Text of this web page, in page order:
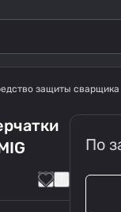
защиты сварщика
По